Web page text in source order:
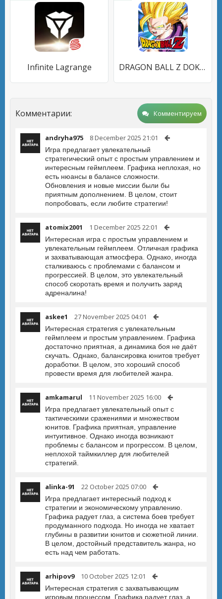
Infinite Lagrange DRAGON BALL Z DOKKAN BATTLE
Комментарии: Комментируем
andryha975 8 December 2025 21:01
Игра предлагает увлекательный
стратегический опыт с простым управлением и
интересным геймплеем. Графика неплохая, но
есть нюансы в балансе сложности.
Обновления и новые миссии были бы
приятным дополнением. В целом, стоит
попробовать, если любите стратегии!
atomix2001 1 December 2025 22:01
Интересная игра с простым управлением и
увлекательным геймплеем. Отличная графика
и захватывающая атмосфера. Однако, иногда
сталкиваюсь с проблемами с балансом и
прогрессией. В целом, это увлекательный
способ скоротать время и получить заряд
адреналина!
askee1 27 November 2025 04:01
Интересная стратегия с увлекательным
геймплеем и простым управлением. Графика
достаточно приятная, а динамика боя не даёт
скучать. Однако, балансировка юнитов требует
доработки. В целом, это хороший способ
провести время для любителей жанра.
amkamarul 11 November 2025 16:00
Игра предлагает увлекательный опыт с
тактическими сражениями и множеством
юнитов. Графика приятная, управление
интуитивное. Однако иногда возникают
проблемы с балансом и прогрессом. В целом,
неплохой таймкиллер для любителей
стратегий.
alinka-91 22 October 2025 07:00
Игра предлагает интересный подход к
стратегии и экономическому управлению.
Графика радует глаз, а система боев требует
продуманного подхода. Но иногда не хватает
глубины в развитии юнитов и сюжетной линии.
В целом, достойный представитель жанра, но
есть над чем работать.
arhipov9 10 October 2025 12:01
Интересная стратегия с захватывающим
игровым процессом. Графика радует глаз, а